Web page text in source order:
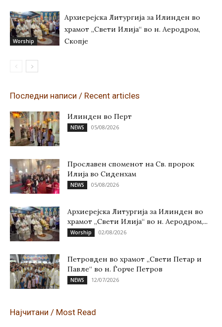
Worship
Архиерејска Литургија за Илинден во
храмот „Свети Илија“ во н. Аеродром,
Скопје
Последни написи / Recent articles
Илинден во Перт
NEWS 05/08/2026
Прославен споменот на Св. пророк
Илија во Сиденхам
NEWS 05/08/2026
Архиерејска Литургија за Илинден во
храмот „Свети Илија“ во н. Аеродром,...
Worship 02/08/2026
Петровден во храмот „Свети Петар и
Павле“ во н. Ѓорче Петров
NEWS 12/07/2026
Најчитани / Most Read